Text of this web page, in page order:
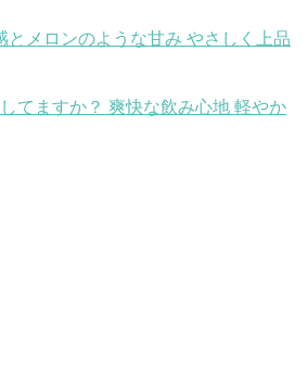
メロンのような甘み やさしく上品
てますか？ 爽快な飲み心地 軽やか